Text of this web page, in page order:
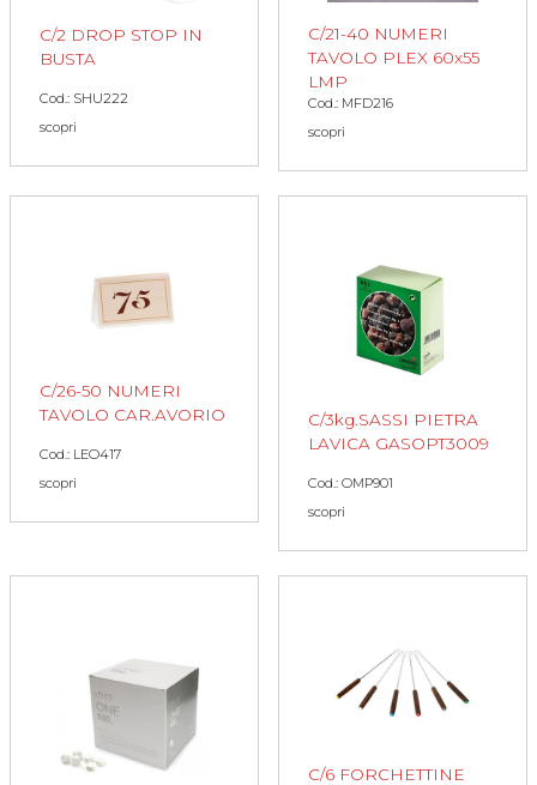
C/2 DROP STOP IN
BUSTA
Cod.: SHU222
scopri
C/21-40 NUMERI
TAVOLO PLEX 60x55
LMP
Cod.: MFD216
scopri
C/26-50 NUMERI
TAVOLO CAR.AVORIO
Cod.: LEO417
scopri
C/3kg.SASSI PIETRA
LAVICA GASOPT3009
Cod.: OMP901
scopri
C/6 FORCHETTINE